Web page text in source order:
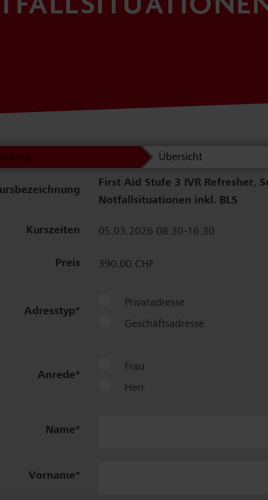
Übersicht
First Aid Stufe 3 IVR Refresher,
Notfallsituationen inkl. BLS
Kurszeiten 05.03.2026 08:30-16:30
Preis 390.00 CHF
Adresstyp
Privatadresse
Geschäftsadresse
Anrede
Frau
Herr
Name
Vorname